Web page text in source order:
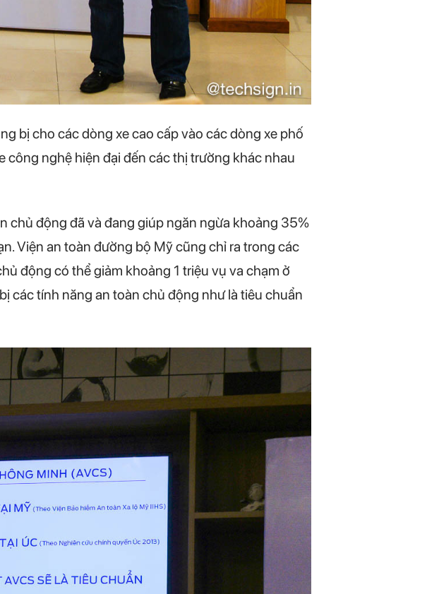
bị cho các dòng xe cao cấp vào các dòng xe phố
công nghệ hiện đại đến các thị trường khác nhau
chủ động đã và đang giúp ngăn ngừa khoảng 35%
Viện an toàn đường bộ Mỹ cũng chỉ ra trong các
động có thể giảm khoảng 1 triệu vụ va chạm ở
các tính năng an toàn chủ động như là tiêu chuẩn